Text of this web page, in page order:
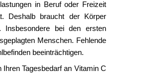
in Beruf oder Freizeit
Deshalb braucht der Körper
Insbesondere bei den ersten
Menschen. Fehlende
beeinträchtigen.
Tagesbedarf an Vitamin C